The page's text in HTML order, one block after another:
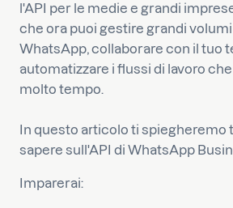
l'API per le medie e grandi
che ora puoi gestire grandi
WhatsApp, collaborare con il tuo
automatizzare i flussi di lavoro
molto tempo.
In questo articolo ti spiegheremo
sapere sull'API di WhatsApp
Imparerai: